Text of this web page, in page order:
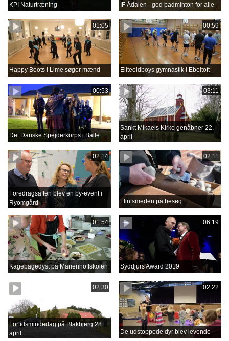
KPI Naturtræning IF Ådalen - god badminton for alle
01:05
Happy Boots i Lime søger mænd
00:59
Eliteoldboys gymnastik i Ebeltoft
00:53
Det Danske Spejderkorps i Balle
03:11
Sankt Mikaels Kirke genåbner 22.
april
02:14
Foredragsaften blev en by-event i
Ryomgård
02:11
Flintsmeden på besøg
01:54
Kagebagedyst på Marienhoffskolen
06:19
Syddjurs Award 2019
02:30
Fortidsmindedag på Blakbjerg 28.
april
02:22
De udstoppede dyr blev levende